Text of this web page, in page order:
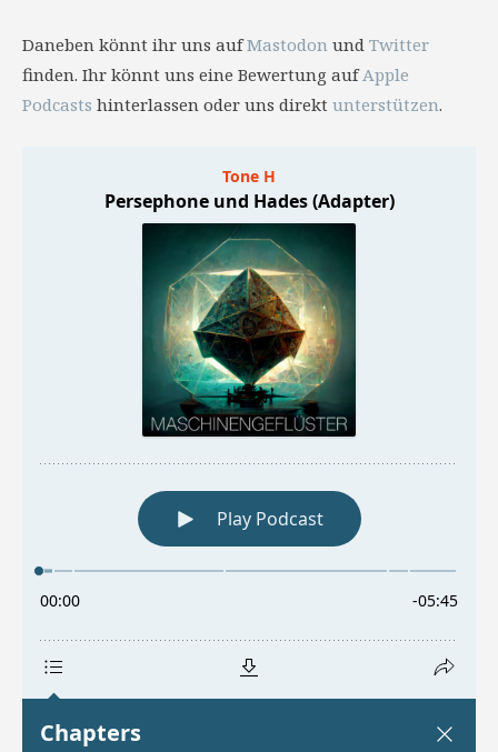
Daneben könnt ihr uns aufMastodon und Twitter
finden. Ihr könnt uns eine Bewertung aufApple
Podcasts hinterlassen oder uns direkt unterstützen.